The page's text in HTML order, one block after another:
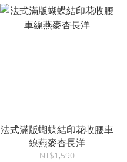
法式滿版蝴蝶結印花收腰車
線燕麥杏長洋
NT$1,590